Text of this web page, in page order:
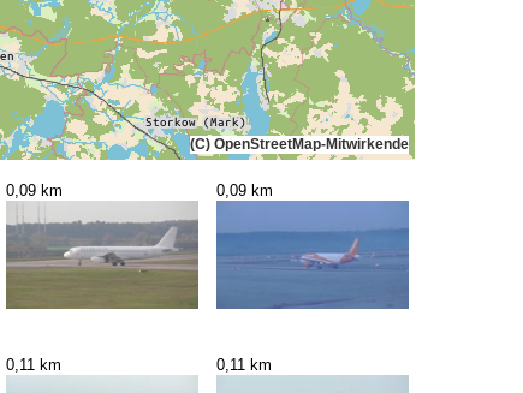
(C) OpenStreetMap-Mitwirkende
0,09 km 0,09 km
0,11 km 0,11 km